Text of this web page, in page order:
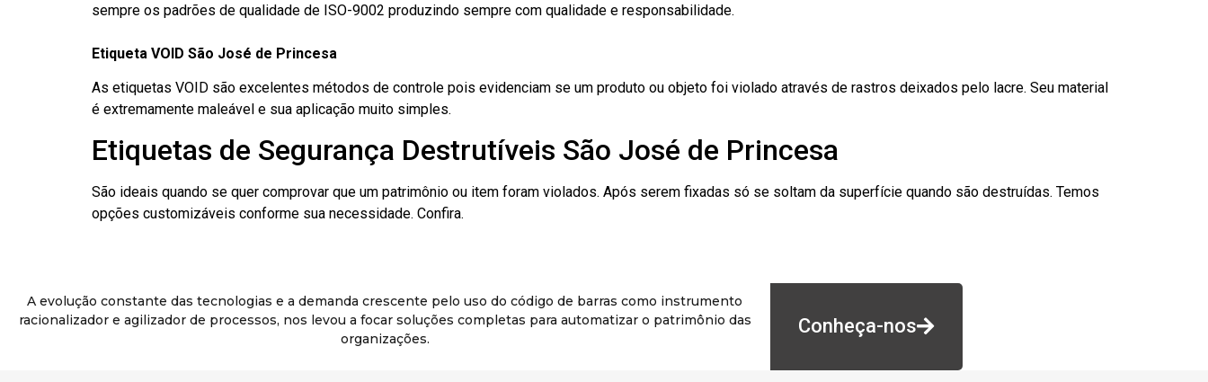
sempre os padrões de qualidade de ISO-9002 produzindo sempre com qualidade e responsabilidade.
Etiqueta VOID São José de Princesa
As etiquetas VOID são excelentes métodos de controle pois evidenciam se um produto ou objeto foi violado através de rastros deixados pelo lacre. Seu material
é extremamente maleável e sua aplicação muito simples.
Etiquetas de Segurança Destrutíveis São José de Princesa
São ideais quando se quer comprovar que um patrimônio ou item foram violados. Após serem fixadas só se soltam da superfície quando são destruídas. Temos
opções customizáveis conforme sua necessidade. Confira.
A evolução constante das tecnologias e a demanda crescente pelo uso do código de barras como instrumento
racionalizador e agilizador de processos, nos levou a focar soluções completas para automatizar o patrimônio das
organizações.
Conheça-nos